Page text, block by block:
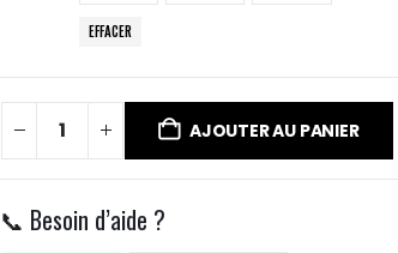
EFFACER
AJOUTER AU PANIER
📞 Besoin d’aide ?